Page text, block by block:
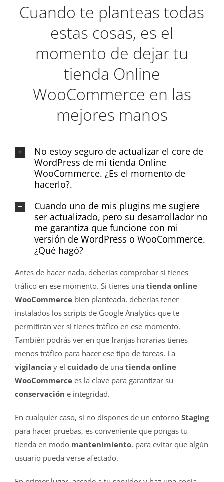
Cuando te planteas todas
estas cosas, es el
momento de dejar tu
tienda Online
WooCommerce en las
mejores manos
No estoy seguro de actualizar el core de
WordPress de mi tienda Online
WooCommerce. ¿Es el momento de
hacerlo?.
Cuando uno de mis plugins me sugiere
ser actualizado, pero su desarrollador no
me garantiza que funcione con mi
versión de WordPress o WooCommerce.
¿Qué hagó?
Antes de hacer nada, deberías comprobar si tienes
tráfico en ese momento. Si tienes una tienda online
WooCommercebien planteada, deberías tener
instalados los scripts de Google Analytics que te
permitirán ver si tienes tráfico en ese momento.
También podrás ver en que franjas horarias tienes
menos tráfico para hacer ese tipo de tareas. La
vigilancia y el cuidado de una tienda online
WooCommercees la clave para garantizar su
conservación e integridad.
En cualquier caso, si no dispones de un entorno Staging
para hacer pruebas, es conveniente que pongas tu
tienda en modo mantenimiento, para evitar que algún
usuario pueda verse afectado.